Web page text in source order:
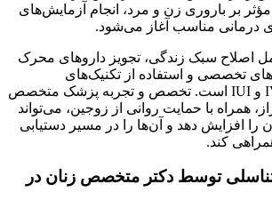
بر باروری زن و مرد، انجام آزمایش‌های
درمانی مناسب آغاز می‌شود.
اصلاح سبک زندگی، تجویز داروهای محرک
تخصصی و استفاده از تکنیک‌های
کمک‌باروری مانند IVF و IUI است. تخصص و تجربه پزشک متخصص
همراه با حمایت روانی از زوجین، می‌تواند
افزایش دهد و آن‌ها را در مسیر دستیابی
کند.
تناسلی توسط دکتر متخصص زنان در